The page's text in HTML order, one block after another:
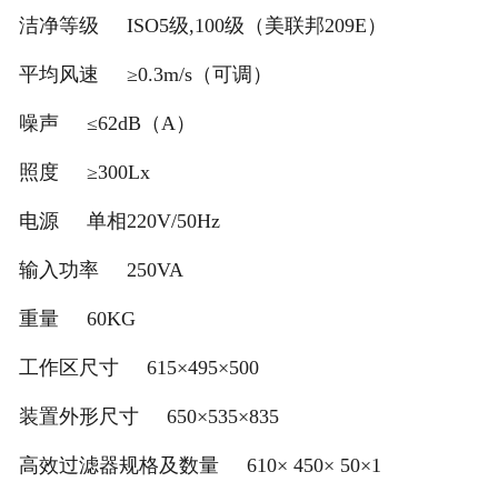
洁净等级 ISO5级,100级（美联邦209E）
平均风速 ≥0.3m/s（可调）
噪声 ≤62dB（A）
照度 ≥300Lx
电源 单相220V/50Hz
输入功率 250VA
重量 60KG
工作区尺寸 615×495×500
装置外形尺寸 650×535×835
高效过滤器规格及数量 610× 450× 50×1